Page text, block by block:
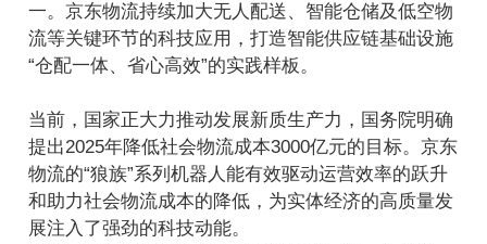
一。京东物流持续加大无人配送、智能仓储及低空物
流等关键环节的科技应用，打造智能供应链基础设施
“仓配一体、省心高效”的实践样板。
当前，国家正大力推动发展新质生产力，国务院明确
提出2025年降低社会物流成本3000亿元的目标。京东
物流的“狼族”系列机器人能有效驱动运营效率的跃升
和助力社会物流成本的降低，为实体经济的高质量发
展注入了强劲的科技动能。